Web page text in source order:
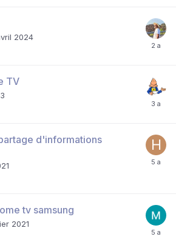
2024
TV
d'informations
tv samsung
2021